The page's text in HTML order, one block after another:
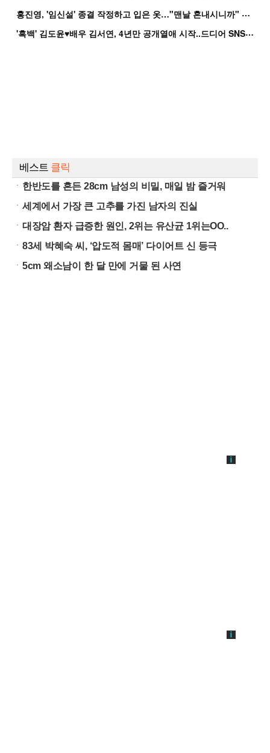
홍
진영, '임신설' 종결 작정하고 입은 옷…"맨날 혼내시니까" 억울
'
흑백' 김도윤♥배우 김서연, 4년만 공개열애 시작..드디어 SNS에 노출 [핫피...